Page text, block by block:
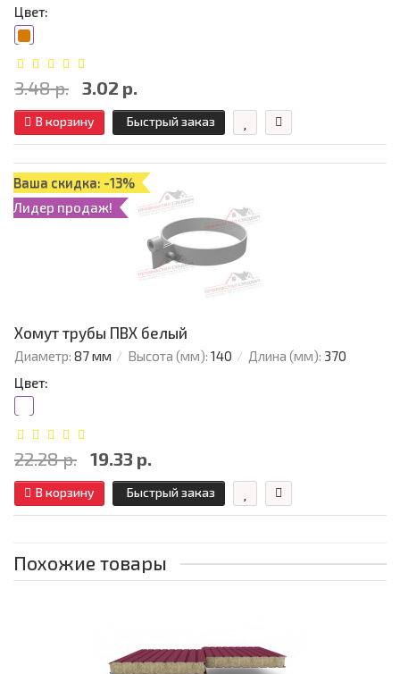
Цвет:
3.48 р. 3.02 р.
В корзину Быстрый заказ
Ваша скидка: -13%
Лидер продаж!
Хомут трубы ПВХ белый
Диаметр: 87 мм Высота (мм): 140 Длина (мм): 370
Цвет:
22.28 р. 19.33 р.
В корзину Быстрый заказ
Похожие товары